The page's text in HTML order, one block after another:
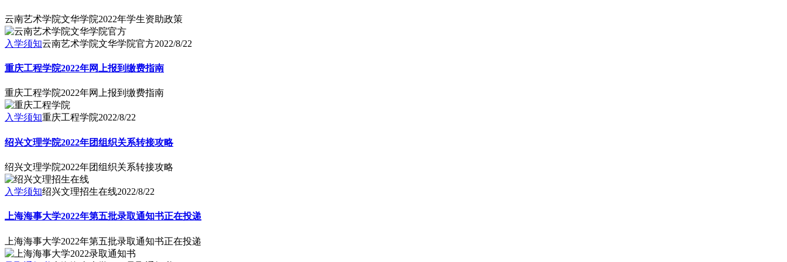
云南艺术学院文华学院2022年学生资助政策
入学须知云南艺术学院文华学院官方2022/8/22
重庆工程学院2022年网上报到缴费指南
重庆工程学院2022年网上报到缴费指南
入学须知重庆工程学院2022/8/22
绍兴文理学院2022年团组织关系转接攻略
绍兴文理学院2022年团组织关系转接攻略
入学须知绍兴文理招生在线2022/8/22
上海海事大学2022年第五批录取通知书正在投递
上海海事大学2022年第五批录取通知书正在投递